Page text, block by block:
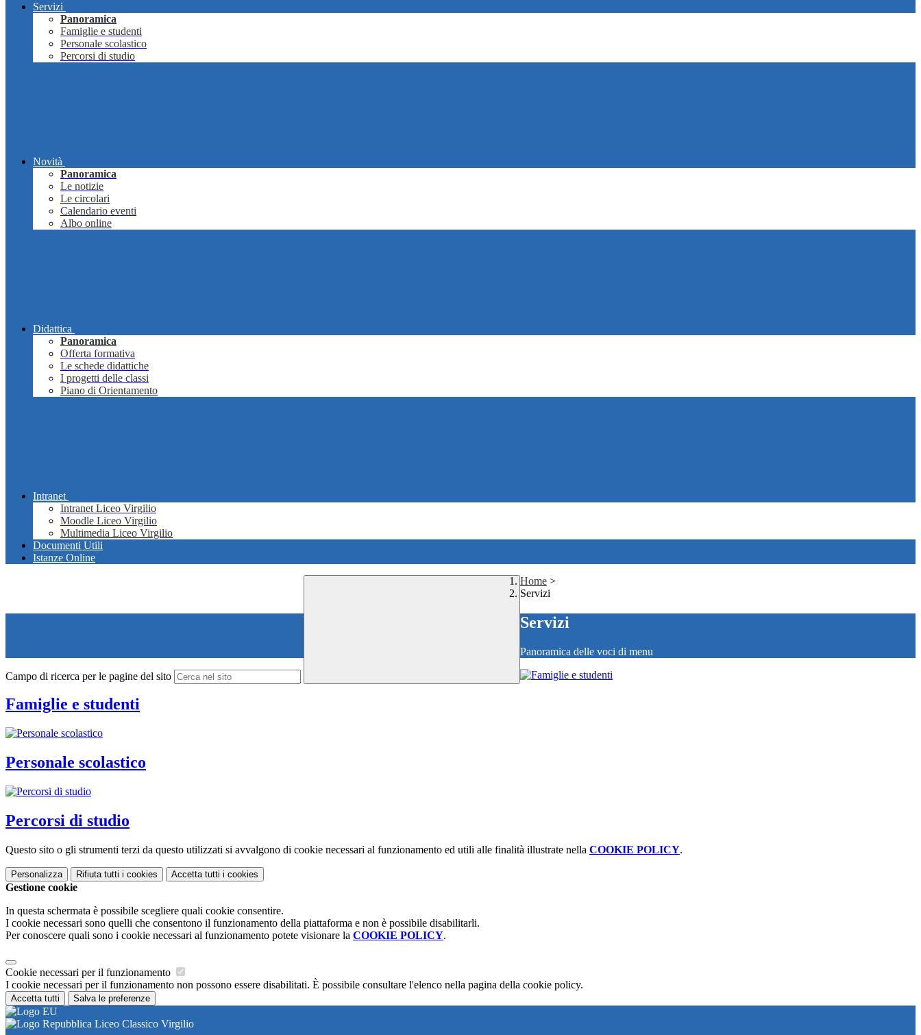
Servizi
Panoramica
Famiglie e studenti
Personale scolastico
Percorsi di studio
Novità
Panoramica
Le notizie
Le circolari
Calendario eventi
Albo online
Didattica
Panoramica
Offerta formativa
Le schede didattiche
I progetti delle classi
Piano di Orientamento
Intranet
Intranet Liceo Virgilio
Moodle Liceo Virgilio
Multimedia Liceo Virgilio
Documenti Utili
Istanze Online
Campo di ricerca per le pagine del sito
Home >
Servizi
Servizi
Panoramica delle voci di menu
Famiglie e studenti
Personale scolastico
Percorsi di studio
Questo sito o gli strumenti terzi da questo utilizzati si avvalgono di cookie necessari al funzionamento ed utili alle finalità illustrate nella COOKIE POLICY.
Personalizza Rifiuta tutti i cookies Accetta tutti i cookies
Gestione cookie
In questa schermata è possibile scegliere quali cookie consentire.
I cookie necessari sono quelli che consentono il funzionamento della piattaforma e non è possibile disabilitarli.
Per conoscere quali sono i cookie necessari al funzionamento potete visionare la COOKIE POLICY.
Cookie necessari per il funzionamento
I cookie necessari per il funzionamento non possono essere disabilitati. È possibile consultare l'elenco nella pagina della cookie policy.
Accetta tutti Salva le preferenze
Liceo Classico Virgilio